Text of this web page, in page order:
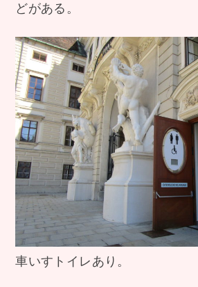
どがある。
車いすトイレあり。